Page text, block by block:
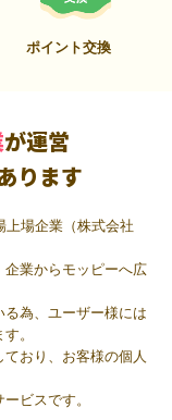
ポイント交換
が運営
ります
上場企業（株式会社
企業からモッピーへ広
為、ユーザー様には
。
おり、お客様の個人
ビスです。